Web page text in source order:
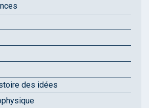
des idées